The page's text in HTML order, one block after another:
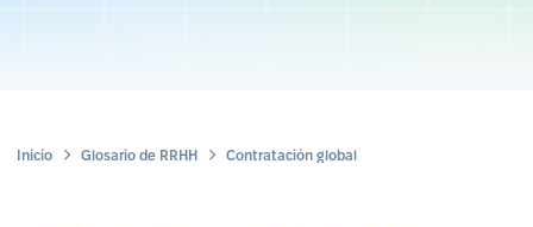
Inicio Glosario de RRHH Contratación global